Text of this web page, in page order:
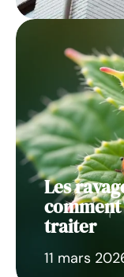
Les
traiter
11 mars